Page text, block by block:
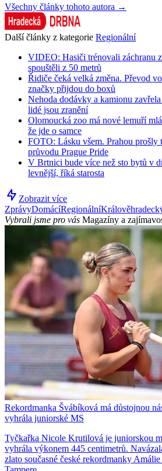
Všechny články tohoto autora →
Další články z kategorie Regionální
VIDEO: Hasiči trénovali záchranu
spouštěli z 50 metrů
Řidiče čeká velká změna. Převod
značky přijdou do boxů
Nehoda dodávky a kamionu
lidé jsou zranění
Olomoucká zoo má nové lemuří
že jde o samce
FOTO: Lásku všem. Prahou prošly
průvodu Prague Pride
V Brtnici bude více než sto bytů v
levnější, říká starosta
Zobrazit více
ZprávyDomácíRegionální
Vybrali jsme pro vás Magazíny a
Rekordmanka Švábíková má důstojnou
vyhrála juniorské MS
Tyčkařka Nicole Krutilová je juniorskou
vyhrála výkonem 445 centimetrů.
zlato současné české rekordmanky